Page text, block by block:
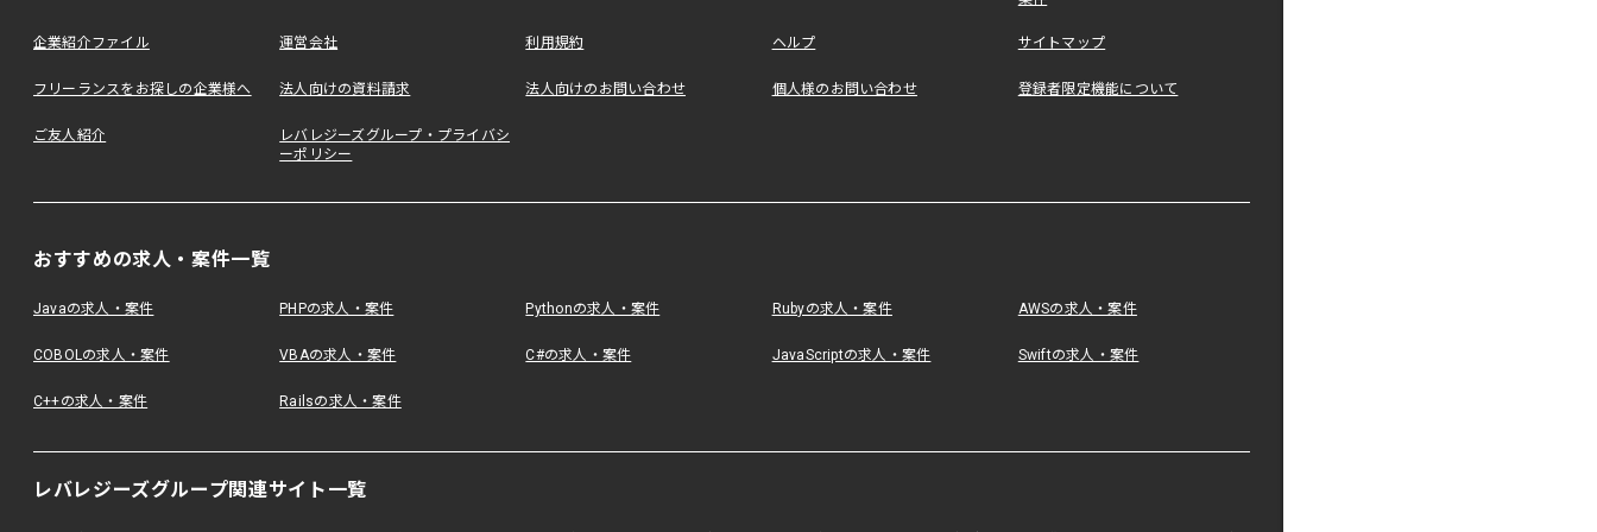
企業紹介ファイル 運営会社 利用規約 ヘルプ サイトマップ
フリーランスをお探しの企業様へ 法人向けの資料請求 法人向けのお問い合わせ 個人様のお問い合わせ 登録者限定機能について
ご友人紹介
レバレジーズグループ・プライバシ
ーポリシー
おすすめの求人・案件一覧
Javaの求人・案件 PHPの求人・案件 Pythonの求人・案件 Rubyの求人・案件 AWSの求人・案件
COBOLの求人・案件 VBAの求人・案件 C#の求人・案件 JavaScriptの求人・案件 Swiftの求人・案件
C++の求人・案件 Railsの求人・案件
レバレジーズグループ関連サイト一覧